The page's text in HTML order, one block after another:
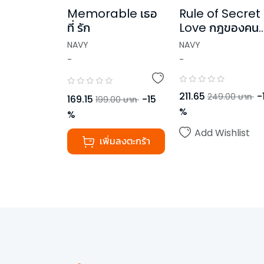
Memorable เธอ
ที่ รัก
NAVY
-
169.15 199.00 บาท -15
%
เพิ่มลงตะกร้า
Rule of Secret
Love กฎของคน
แอบรัก
NAVY
-
211.65 249.00 บาท -
%
Add Wishlist